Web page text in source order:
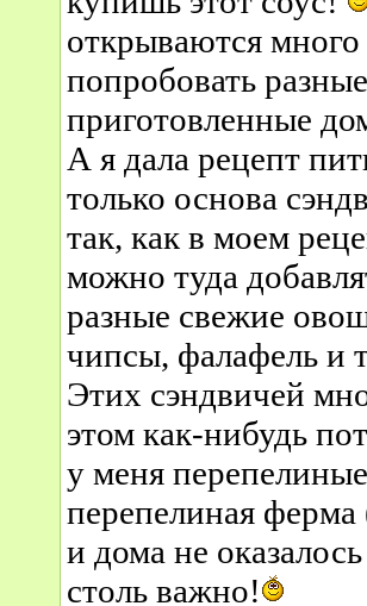
открываются
попробовать
приготовленные
А я дала рецепт
только основа
так, как в моем
можно туда
разные свежие
чипсы, фалафель и
Этих сэндвичей
этом как-нибудь
у меня
перепелиная
и дома не
столь важно!